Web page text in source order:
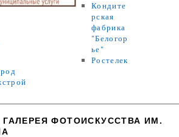
Кондите
рская
фабрика
"Белогор
ье"
Ростелек
ФОТОИСКУССТВА ИМ.